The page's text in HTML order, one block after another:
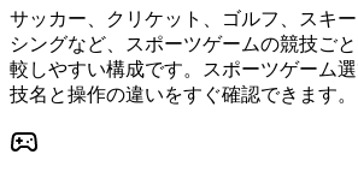
サッカー、クリケット、ゴルフ、スキ
シングなど、スポーツゲームの競技ご
較しやすい構成です。スポーツゲーム
技名と操作の違いをすぐ確認できます。